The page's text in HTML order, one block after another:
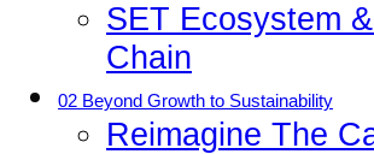
SET Ecosystem
Chain
02 Beyond Growth to Sustainability
Reimagine The